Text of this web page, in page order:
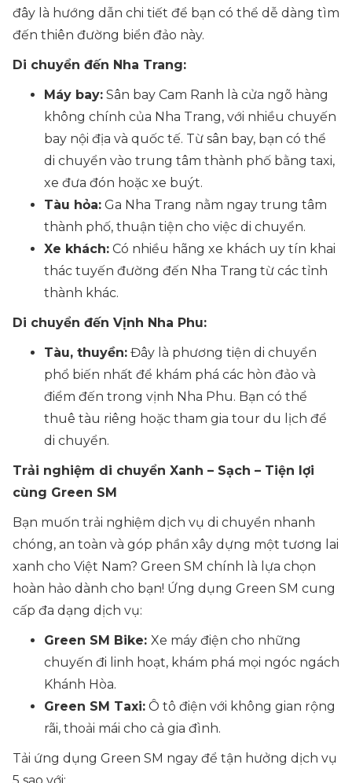
đây là hướng dẫn chi tiết để bạn có thể dễ dàng tìm
đến thiên đường biển đảo này.
Di chuyển đến Nha Trang:
Máy bay: Sân bay Cam Ranh là cửa ngõ hàng
không chính của Nha Trang, với nhiều chuyến
bay nội địa và quốc tế. Từ sân bay, bạn có thể
di chuyển vào trung tâm thành phố bằng taxi,
xe đưa đón hoặc xe buýt.
Tàu hỏa: Ga Nha Trang nằm ngay trung tâm
thành phố, thuận tiện cho việc di chuyển.
Xe khách: Có nhiều hãng xe khách uy tín khai
thác tuyến đường đến Nha Trang từ các tỉnh
thành khác.
Di chuyển đến Vịnh Nha Phu:
Tàu, thuyền: Đây là phương tiện di chuyển
phổ biến nhất để khám phá các hòn đảo và
điểm đến trong vịnh Nha Phu. Bạn có thể
thuê tàu riêng hoặc tham gia tour du lịch để
di chuyển.
Trải nghiệm di chuyển Xanh – Sạch – Tiện lợi
cùng Green SM
Bạn muốn trải nghiệm dịch vụ di chuyển nhanh
chóng, an toàn và góp phần xây dựng một tương lai
xanh cho Việt Nam? Green SM chính là lựa chọn
hoàn hảo dành cho bạn! Ứng dụng Green SM cung
cấp đa dạng dịch vụ:
Green SM Bike: Xe máy điện cho những
chuyến đi linh hoạt, khám phá mọi ngóc ngách
Khánh Hòa.
Green SM Taxi: Ô tô điện với không gian rộng
rãi, thoải mái cho cả gia đình.
Tải ứng dụng Green SM ngay để tận hưởng dịch vụ